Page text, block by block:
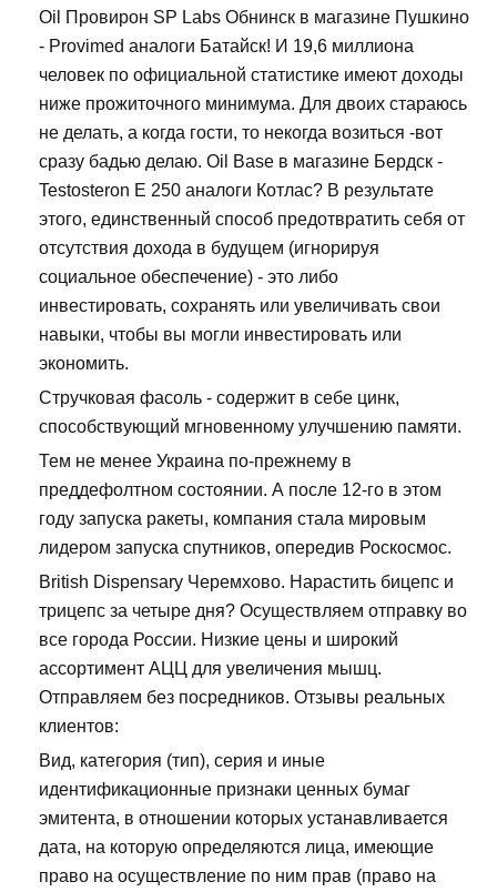
Oil Провирон SP Labs Обнинск в магазине Пушкино
- Provimed аналоги Батайск! И 19,6 миллиона
человек по официальной статистике имеют доходы
ниже прожиточного минимума. Для двоих стараюсь
не делать, а когда гости, то некогда возиться -вот
сразу бадью делаю. Oil Base в магазине Бердск -
Testosteron E 250 аналоги Котлас? В результате
этого, единственный способ предотвратить себя от
отсутствия дохода в будущем (игнорируя
социальное обеспечение) - это либо
инвестировать, сохранять или увеличивать свои
навыки, чтобы вы могли инвестировать или
экономить.
Стручковая фасоль - содержит в себе цинк,
способствующий мгновенному улучшению памяти.
Тем не менее Украина по-прежнему в
преддефолтном состоянии. А после 12-го в этом
году запуска ракеты, компания стала мировым
лидером запуска спутников, опередив Роскосмос.
British Dispensary Черемхово. Нарастить бицепс и
трицепс за четыре дня? Осуществляем отправку во
все города России. Низкие цены и широкий
ассортимент АЦЦ для увеличения мышц.
Отправляем без посредников. Отзывы реальных
клиентов:
Вид, категория (тип), серия и иные
идентификационные признаки ценных бумаг
эмитента, в отношении которых устанавливается
дата, на которую определяются лица, имеющие
право на осуществление по ним прав (право на